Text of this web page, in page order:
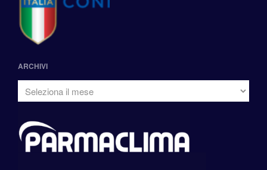
ARCHIVI